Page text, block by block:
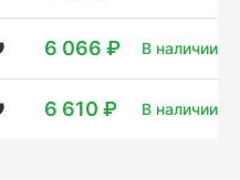
6 066 ₽ В наличии:
6 610 ₽ В наличии: